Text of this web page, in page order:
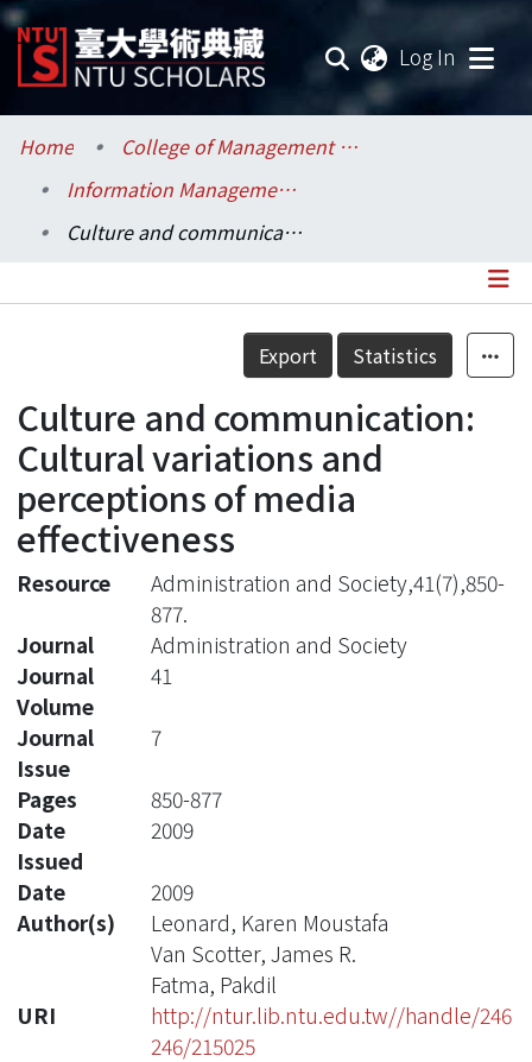
Log In
Communities & Collections
Research Outputs
Statistics
Home
College of Management / 管理學院
Information Management / 資訊管理學系
Culture and communication: Cultural variations and perceptions of media effectiveness
Details
Export Statistics
Culture and communication:
Cultural variations and
perceptions of media
effectiveness
Resource
Administration and Society,41(7),850-
877.
Journal
Administration and Society
Journal
Volume
41
Journal
Issue
7
Pages
850-877
Date
Issued
2009
Date
2009
Author(s)
Leonard, Karen Moustafa
Van Scotter, James R.
Fatma, Pakdil
URI
http://ntur.lib.ntu.edu.tw//handle/246
246/215025